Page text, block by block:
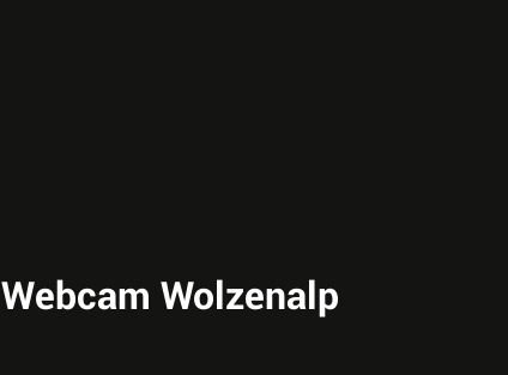
Webcam Wolzenalp